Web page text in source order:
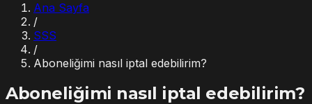
Ana Sayfa
/
SSS
/
Aboneliğimi nasıl iptal edebilirim?
Aboneliğimi nasıl iptal edebilirim?